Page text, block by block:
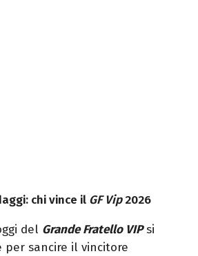
chi vince il GF Vip2026
del Grande Fratello VIPsi
per sancire il vincitore